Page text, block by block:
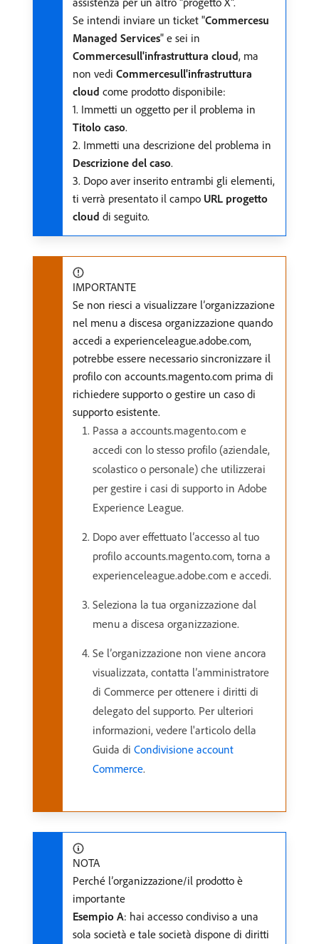
Se intendi inviare un ticket "Commercesu
Managed Services" e sei in
Commercesull'infrastruttura cloud, ma
non vedi Commercesull'infrastruttura
cloud come prodotto disponibile:
1. Immetti un oggetto per il problema in
Titolo caso.
2. Immetti una descrizione del problema in
Descrizione del caso.
3. Dopo aver inserito entrambi gli elementi,
ti verrà presentato il campo URL progetto
cloud di seguito.
IMPORTANTE
Se non riesci a visualizzare l’organizzazione
nel menu a discesa organizzazione quando
accedi a experienceleague.adobe.com,
potrebbe essere necessario sincronizzare il
profilo con accounts.magento.com prima di
richiedere supporto o gestire un caso di
supporto esistente.
Passa a accounts.magento.com e
accedi con lo stesso profilo (aziendale,
scolastico o personale) che utilizzerai
per gestire i casi di supporto in Adobe
Experience League.
Dopo aver effettuato l’accesso al tuo
profilo accounts.magento.com, torna a
experienceleague.adobe.com e accedi.
Seleziona la tua organizzazione dal
menu a discesa organizzazione.
Se l’organizzazione non viene ancora
visualizzata, contatta l’amministratore
di Commerce per ottenere i diritti di
delegato del supporto. Per ulteriori
informazioni, vedere l'articolo della
Guida di Condivisione account
Commerce.
NOTA
Perché l’organizzazione/il prodotto è
importante
Esempio A: hai accesso condiviso a una
sola società e tale società dispone di diritti